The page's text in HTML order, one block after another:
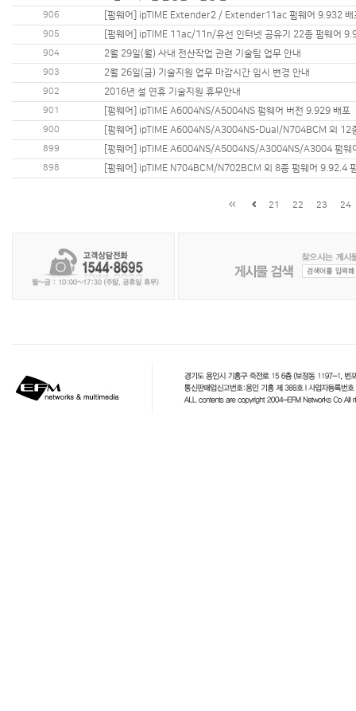
906 [펌웨어] ipTIME Extender2 / Extender11ac 펌웨어 9.932 배
905 [펌웨어] ipTIME 11ac/11n/유선 인터넷 공유기 22종 펌웨어
904 2월 29일(월) 사내 전산작업 관련 기술팀 업무 안내
903 2월 26일(금) 기술지원 업무 마감시간 임시 변경 안내
902 2016년 설 연휴 기술지원 휴무안내
901 [펌웨어] ipTIME A6004NS/A5004NS 펌웨어 버전 9.929 배포
900 [펌웨어] ipTIME A6004NS/A3004NS-Dual/N704BCM 외 12
899 [펑뭬어] ipTIME A6004NS/A5004NS/A3004NS/A3004 펌웨
898 [펌웨어] ipTIME N704BCM/N702BCM 외 8종 펌웨어 9.92.4
21 22 23 24